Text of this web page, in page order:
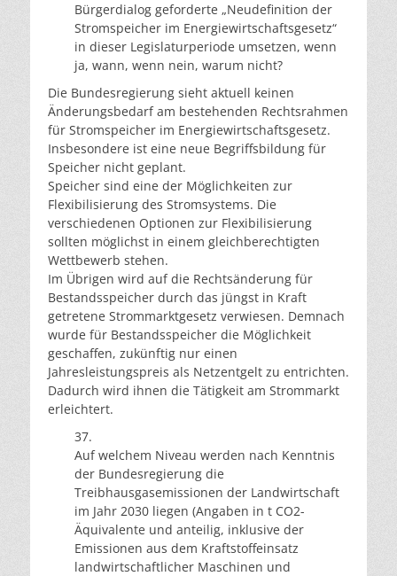
Bürgerdialog geforderte „Neudefinition der
Stromspeicher im Energiewirtschaftsgesetz“
in dieser Legislaturperiode umsetzen, wenn
ja, wann, wenn nein, warum nicht?
Die Bundesregierung sieht aktuell keinen
Änderungsbedarf am bestehenden Rechtsrahmen
für Stromspeicher im Energiewirtschaftsgesetz.
Insbesondere ist eine neue Begriffsbildung für
Speicher nicht geplant.
Speicher sind eine der Möglichkeiten zur
Flexibilisierung des Stromsystems. Die
verschiedenen Optionen zur Flexibilisierung
sollten möglichst in einem gleichberechtigten
Wettbewerb stehen.
Im Übrigen wird auf die Rechtsänderung für
Bestandsspeicher durch das jüngst in Kraft
getretene Strommarktgesetz verwiesen. Demnach
wurde für Bestandsspeicher die Möglichkeit
geschaffen, zukünftig nur einen
Jahresleistungspreis als Netzentgelt zu entrichten.
Dadurch wird ihnen die Tätigkeit am Strommarkt
erleichtert.
37.
Auf welchem Niveau werden nach Kenntnis
der Bundesregierung die
Treibhausgasemissionen der Landwirtschaft
im Jahr 2030 liegen (Angaben in t CO2-
Äquivalente und anteilig, inklusive der
Emissionen aus dem Kraftstoffeinsatz
landwirtschaftlicher Maschinen und